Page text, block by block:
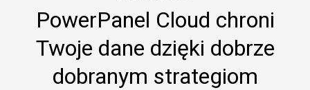
PowerPanel Cloud chroni
Twoje dane dzięki dobrze
dobranym strategiom